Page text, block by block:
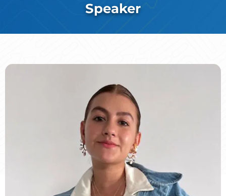
Speaker